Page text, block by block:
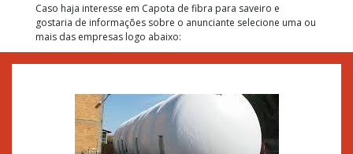
Caso haja interesse em Capota de fibra para saveiro e
gostaria de informações sobre o anunciante selecione uma ou
mais das empresas logo abaixo: